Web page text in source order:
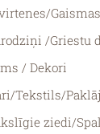
/Griestu
/ Dekori
Tekstils/
ziedi/